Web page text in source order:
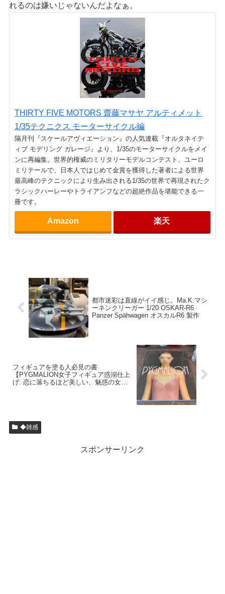
れるのは嫌いじゃないんだよなぁ。
THIRTY FIVE MOTORS 齋藤マサヤ アルティメット
1/35テクニクス モーターサイクル編
隔月刊『スケールアヴィエーション』の人気連載『オルタネイテ
ィブ モデリング ガレージ』より、1/35のモーターサイクルをメイ
ンに再編集。世界的権威のミリタリーモデルコンテスト、ユーロ
ミリテールで、日本人ではじめて金賞を獲得した著者による世界
最高峰のテクニックにより生み出される1/35の世界で再現されたク
ラシックハーレーやトライアンフなどの超絶作品を堪能できる一
冊です。
Amazon 楽天
都市迷彩は直線がイイ感じ。Ma.K.マシ
ーネンクリーガー 1/20 OSKAR-R6
Panzer Spähwagen オスカルR6 製作
フィギュアを塗る人必見の書
【PYGMALION女子フィギュア惑溺仕上
げ: 恋に落ちるほど美しい、魅惑の女性
◆雑感
スポンサーリンク